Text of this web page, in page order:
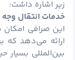
زیر اشاره داشت:
خدمات انتقال وجه
این صرافی امکان
ارائه می‌دهد که
بین‌المللی بسیار